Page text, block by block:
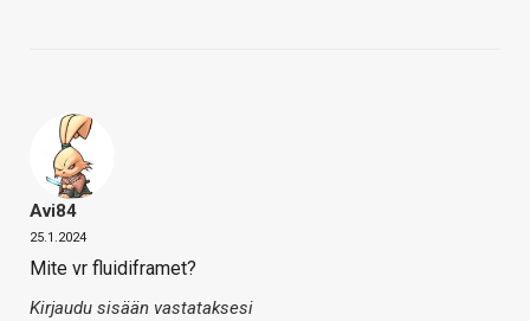
Avi84
25.1.2024
Mite vr fluidiframet?
Kirjaudu sisään vastataksesi